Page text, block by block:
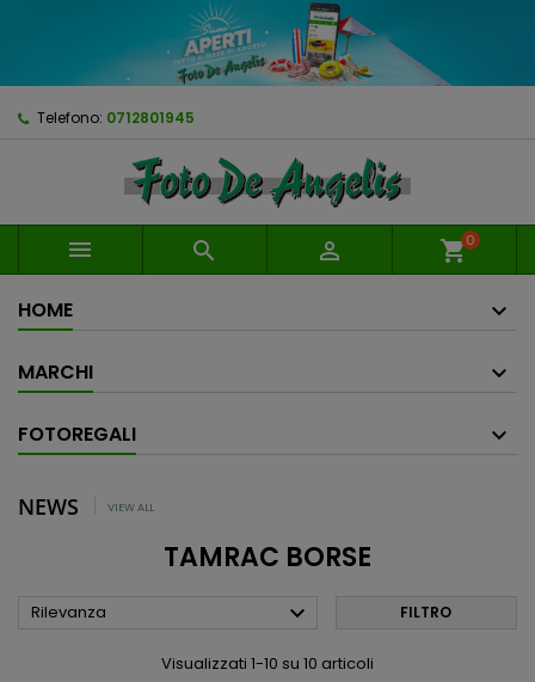
Telefono: 0712801945
   shopping_cart0
HOME
MARCHI
FOTOREGALI
NEWS VIEW ALL
TAMRAC BORSE
Rilevanza  FILTRO
Visualizzati 1-10 su 10 articoli